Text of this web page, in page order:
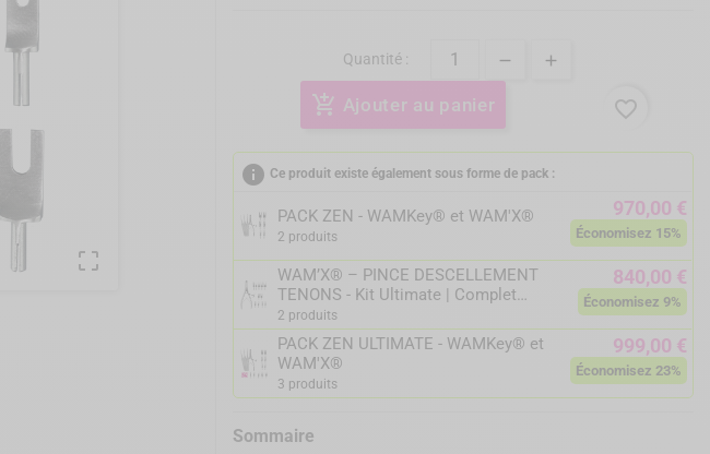
Quantité :
add_shopping_cart Ajouter au panier favorite_border
info Ce produit existe également sous forme de pack :
PACK ZEN - WAMKey® et WAM'X®
2 produits
970,00 €
Économisez 15%
WAM’X® – PINCE DESCELLEMENT
TENONS - Kit Ultimate | Complet
avec étriers universels + SuperQuick
2 produits
840,00 €
Économisez 9%
PACK ZEN ULTIMATE - WAMKey® et
WAM'X®
3 produits
999,00 €
Économisez 23%
Sommaire
